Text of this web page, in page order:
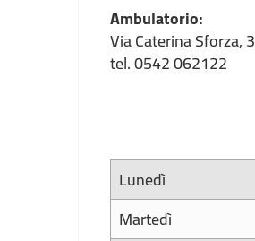
Ambulatorio:
Via Caterina Sforza, 3
tel. 0542 062122
Lunedì
Martedì